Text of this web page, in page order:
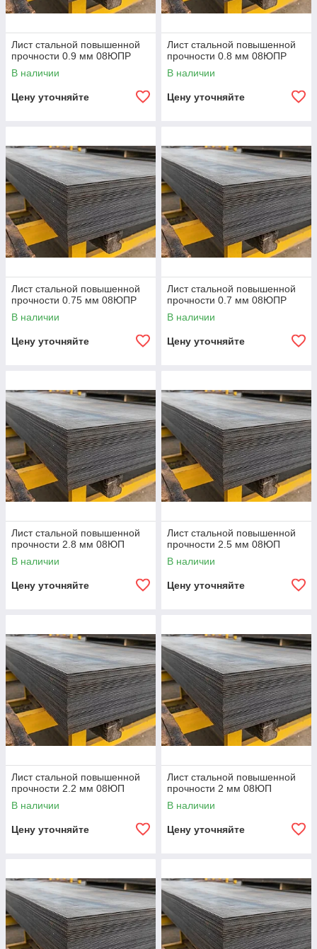
Лист стальной повышенной
прочности 0.9 мм 08ЮПР
В наличии
Цену уточняйте
Лист стальной повышенной
прочности 0.8 мм 08ЮПР
В наличии
Цену уточняйте
Лист стальной повышенной
прочности 0.75 мм 08ЮПР
В наличии
Цену уточняйте
Лист стальной повышенной
прочности 0.7 мм 08ЮПР
В наличии
Цену уточняйте
Лист стальной повышенной
прочности 2.8 мм 08ЮП
В наличии
Цену уточняйте
Лист стальной повышенной
прочности 2.5 мм 08ЮП
В наличии
Цену уточняйте
Лист стальной повышенной
прочности 2.2 мм 08ЮП
В наличии
Цену уточняйте
Лист стальной повышенной
прочности 2 мм 08ЮП
В наличии
Цену уточняйте